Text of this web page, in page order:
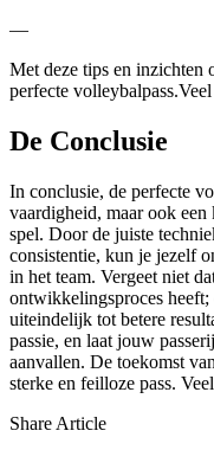
—‍
Met ⁣deze tips en inzichten
perfecte
De Conclusie
In ⁢conclusie, ⁤de perfecte
vaardigheid,‍ maar ook⁣ een
spel. Door ⁢de juiste⁢
‍consistentie, kun je jezelf
in het​ team. Vergeet niet
ontwikkelingsproces
uiteindelijk tot ⁤betere
passie,⁤ en laat jouw
aanvallen. De⁢ toekomst
sterke ‍en feilloze ‍pass.
Share Article